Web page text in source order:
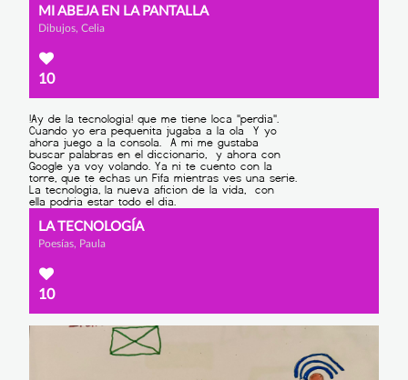
MI ABEJA EN LA PANTALLA
Dibujos, Celia
10
LA TECNOLOGÍA
Poesías, Paula
10